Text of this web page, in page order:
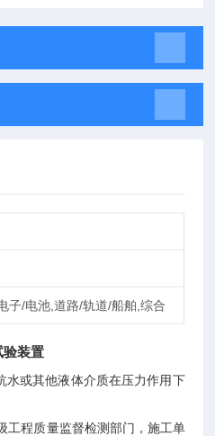
子/电池,道路/轨道/船舶,综合
验装置
水或其他液体介质在压力作用下
工程质量监督检测部门，施工单